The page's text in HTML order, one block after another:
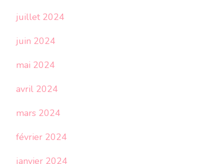
juillet 2024
juin 2024
mai 2024
avril 2024
mars 2024
février 2024
janvier 2024